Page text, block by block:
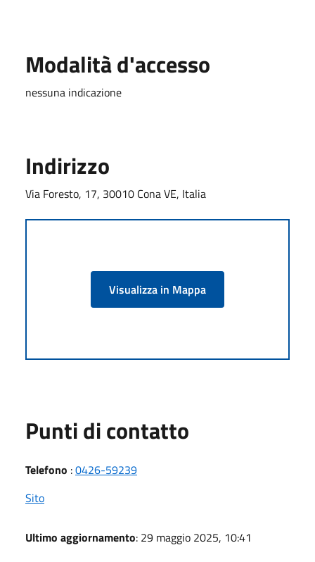
Modalità d'accesso
nessuna indicazione
Indirizzo
Via Foresto, 17, 30010 Cona VE, Italia
Visualizza in Mappa
Punti di contatto
Telefono :0426-59239
Sito
Ultimo aggiornamento: 29 maggio 2025, 10:41